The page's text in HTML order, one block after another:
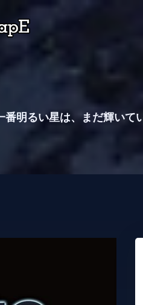
番明るい星は、まだ輝いて